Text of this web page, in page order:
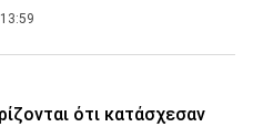
ότι κατάσχεσαν